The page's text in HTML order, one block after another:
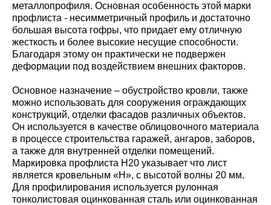
металлопрофиля. Основная особенность этой марки
профлиста - несимметричный профиль и достаточно
большая высота гофры, что придает ему отличную
жесткость и более высокие несущие способности.
Благодаря этому он практически не подвержен
деформации под воздействием внешних факторов.
Основное назначение – обустройство кровли, также
можно использовать для сооружения ограждающих
конструкций, отделки фасадов различных объектов.
Он используется в качестве облицовочного материала
в процессе строительства гаражей, ангаров, заборов,
а также для внутренней отделки помещений.
Маркировка профлиста Н20 указывает что лист
является кровельным «Н», с высотой волны 20 мм.
Для профилирования используется рулонная
тонколистовая оцинкованная сталь или оцинкованная